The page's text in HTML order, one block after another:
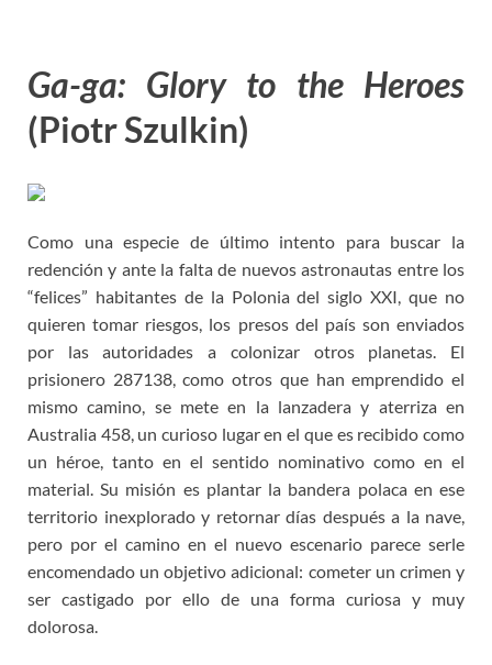
Ga-ga: Glory to the Heroes
(Piotr Szulkin)
Como una especie de último intento para buscar la
redención y ante la falta de nuevos astronautas entre los
“felices” habitantes de la Polonia del siglo XXI, que no
quieren tomar riesgos, los presos del país son enviados
por las autoridades a colonizar otros planetas. El
prisionero 287138, como otros que han emprendido el
mismo camino, se mete en la lanzadera y aterriza en
Australia 458, un curioso lugar en el que es recibido como
un héroe, tanto en el sentido nominativo como en el
material. Su misión es plantar la bandera polaca en ese
territorio inexplorado y retornar días después a la nave,
pero por el camino en el nuevo escenario parece serle
encomendado un objetivo adicional: cometer un crimen y
ser castigado por ello de una forma curiosa y muy
dolorosa.